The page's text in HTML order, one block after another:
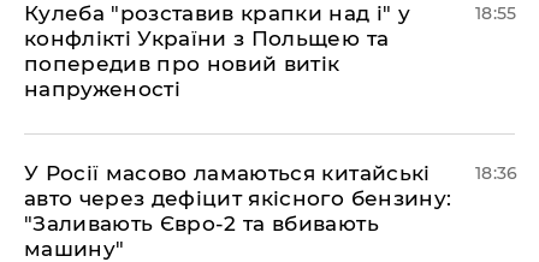
Кулеба "розставив крапки над і" у
конфлікті України з Польщею та
попередив про новий витік
напруженості
18:55
У Росії масово ламаються китайські
авто через дефіцит якісного бензину:
"Заливають Євро-2 та вбивають
машину"
18:36